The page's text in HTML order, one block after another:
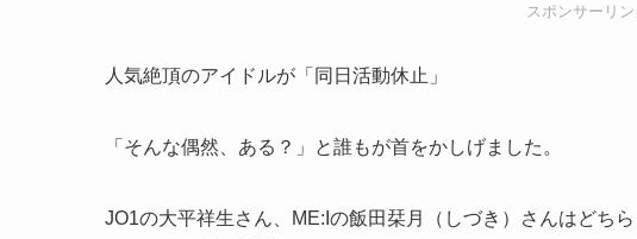
スポンサーリン
人気絶頂のアイドルが「同日活動休止」
「そんな偶然、ある？」と誰もが首をかしげました。
JO1の大平祥生さん、ME:Iの飯田栞月（しづき）さんはどち